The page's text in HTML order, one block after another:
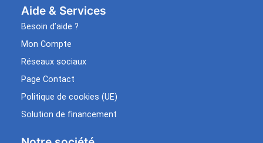
Aide & Services​
Besoin d’aide ?
Mon Compte
Réseaux sociaux
Page Contact
Politique de cookies (UE)
Solution de financement